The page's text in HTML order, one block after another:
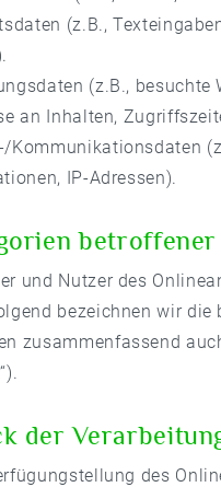
(z.B.,
(z.B., besuchte
an Inhalten,
Kommunikationsdaten
IP-Adressen).
betroffener
und Nutzer des
bezeichnen wir die
zusammenfassend
der
des